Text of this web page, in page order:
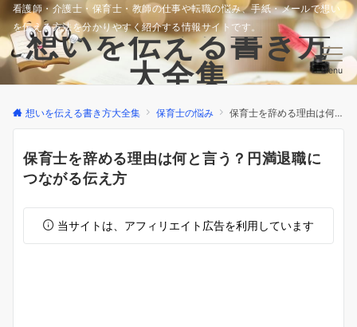
看護師・介護士・保育士・教師の仕事や転職の悩み、手紙・メールで想い
を伝える方法を分かりやすく紹介する情報サイトです。
想いを伝える書き方
大全集
Menu
想いを伝える書き方大全集 保育士の悩み 保育士を辞める理由は何と言う？円満退職につながる伝え方
保育士を辞める理由は何と言う？円満退職に
つながる伝え方
当サイトは、アフィリエイト広告を利用しています